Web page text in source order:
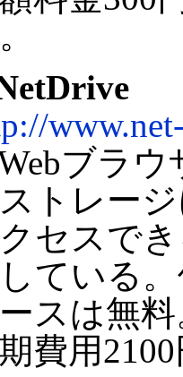
ブラウ
トレー
セスで
ている
スは無
費用